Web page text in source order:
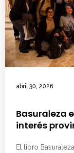
abril 30, 2026
Basuraleza
interés
El libro